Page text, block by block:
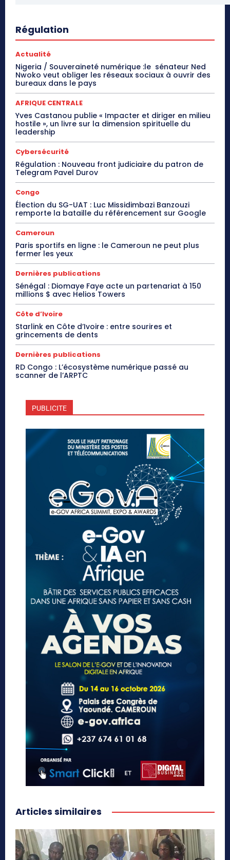
Régulation
Actualité
Nigeria / Souveraineté numérique :le sénateur Ned
Nwoko veut obliger les réseaux sociaux à ouvrir des
bureaux dans le pays
AFRIQUE CENTRALE
Yves Castanou publie « Impacter et diriger en milieu
hostile », un livre sur la dimension spirituelle du
leadership
Cybersécurité
Régulation : Nouveau front judiciaire du patron de
Telegram Pavel Durov
Congo
Élection du SG-UAT : Luc Missidimbazi Banzouzi
remporte la bataille du référencement sur Google
Cameroun
Paris sportifs en ligne : le Cameroun ne peut plus
fermer les yeux
Dernières publications
Sénégal : Diomaye Faye acte un partenariat à 150
millions $ avec Helios Towers
Côte d’Ivoire
Starlink en Côte d’Ivoire : entre sourires et
grincements de dents
Dernières publications
RD Congo : L’écosystème numérique passé au
scanner de l’ARPTC
PUBLICITE
Articles similaires